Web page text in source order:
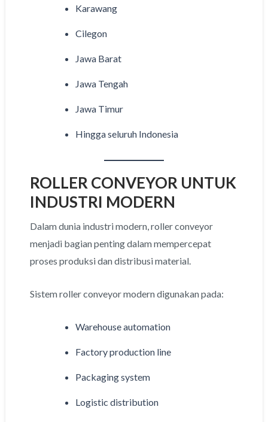
Karawang
Cilegon
Jawa Barat
Jawa Tengah
Jawa Timur
Hingga seluruh Indonesia
ROLLER CONVEYOR UNTUK
INDUSTRI MODERN
Dalam dunia industri modern, roller conveyor
menjadi bagian penting dalam mempercepat
proses produksi dan distribusi material.
Sistem roller conveyor modern digunakan pada:
Warehouse automation
Factory production line
Packaging system
Logistic distribution